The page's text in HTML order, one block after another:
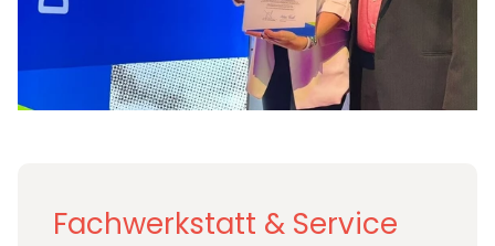
Fachwerkstatt & Service